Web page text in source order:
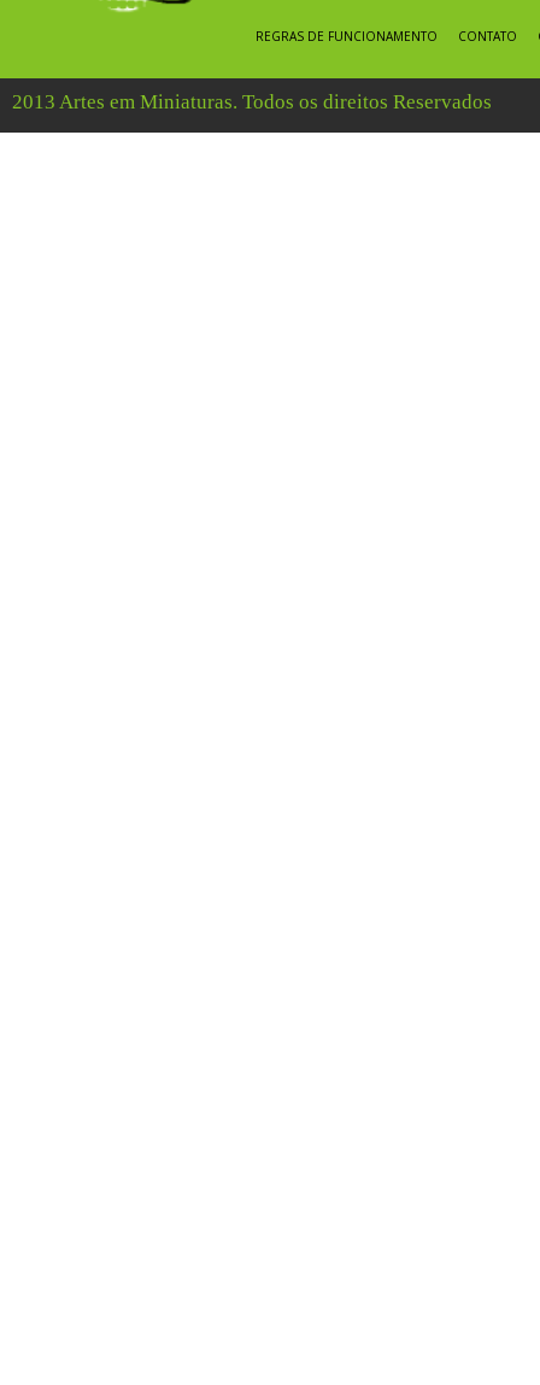
REGRAS DE FUNCIONAMENTO CONTATO
2013 Artes em Miniaturas. Todos os direitos Reservados